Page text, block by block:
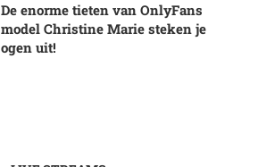
De enorme tieten van OnlyFans
model Christine Marie steken je
ogen uit!